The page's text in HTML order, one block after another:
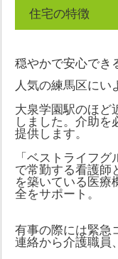
住宅の特徴
穏やかで安心でき
人気の練馬区にい
大泉学園駅のほど
しました。介助を
提供します。
「ベストライフ
で常勤する看護師
を築いている医療
全をサポート。
有事の際には緊急
連絡から介護職員